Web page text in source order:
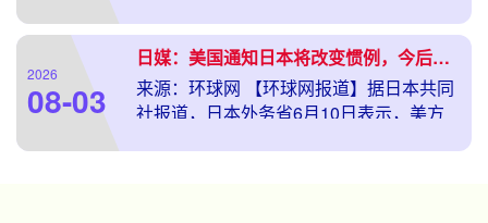
2026
08-03
日媒：美国通知日本将改变惯例，今后不再通报停靠日本核动力军舰上人员部署情况
来源：环球网 【环球网报道】据日本共同
社报道，日本外务省6月10日表示，美方